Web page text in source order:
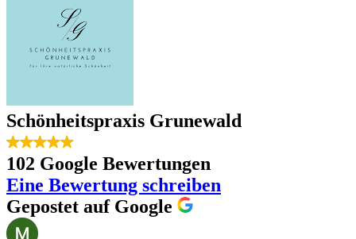
Schönheitspraxis Grunewald
102 Google Bewertungen
Eine Bewertung schreiben
Gepostet auf Google